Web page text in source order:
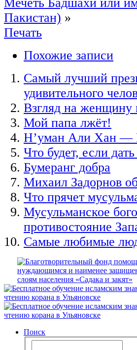
Пакистан) »
Печать
Похожие записи
Самый лучший
удивительного
Взгляд на женщину
Мой папа лжёт!
Н’уман Али Хан —
Что будет, если
Бумеранг добра
Михаил Задорнов
Что прячет
Мусульманское
противостояние
Самые любимые
Поиск